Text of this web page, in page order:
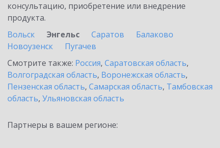
консультацию, приобретение или внедрение
продукта.
Вольск
Энгельс Саратов
Балаково
Новоузенск
Пугачев
Смотрите также: Россия, Саратовская область,
Волгоградская область, Воронежская область,
Пензенская область, Самарская область, Тамбовская
область, Ульяновская область
Партнеры в вашем регионе: